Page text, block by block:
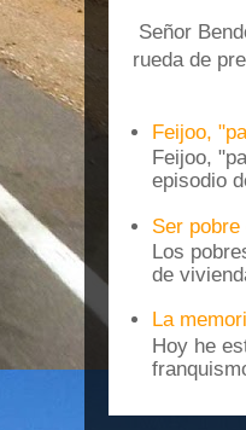
Señor
rueda de
Feijoo,
Feijoo,
episodio
Ser
Los
de
La
Hoy he